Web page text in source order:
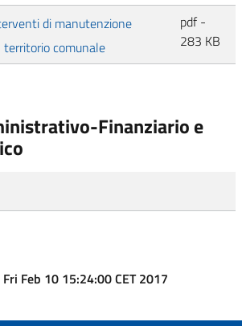
di manutenzione
comunale
pdf -
283 KB
Finanziario e
Feb 10 15:24:00 CET 2017